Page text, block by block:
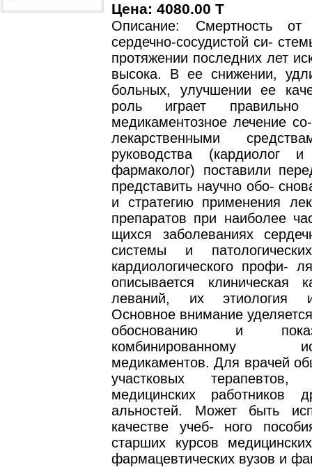
Цена: 4080.00 T
Описание: Смертность от
сердечно-сосудистой си-
протяжении последних лет
высока. В ее снижении,
больных, улучшении ее
роль играет правильно
медикаментозное лечение
лекарственными
руководства (кардиолог и
фармаколог) поставили
представить научно обо-
и стратегию применения
препаратов при наиболее
щихся заболеваниях
системы и
кардиологического профи-
описывается клиническая
леваний, их этиология
Основное внимание
обоснованию и
комбинированному
медикаментов. Для врачей
участковых терапевтов,
медицинских работников
альностей. Может быть
качестве учеб- ного
старших курсов
фармацевтических вузов и